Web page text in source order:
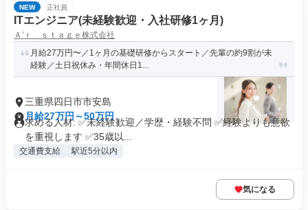
NEW 正社員
ITエンジニア(未経験歓迎・入社研修1ヶ月)
Ａ’ｒ ｓｔａｇｅ株式会社
月給27万円〜／1ヶ月の基礎研修からスタート／先輩の約9割が未
経験／土日祝休み・年間休日1...
三重県四日市市安島
月給27万円～50万円
求める人材: ✅未経験歓迎／学歴・経験不問 ✅経験よりも意欲
を重視します ✅35歳以...
交通費支給 駅近5分以内
気になる